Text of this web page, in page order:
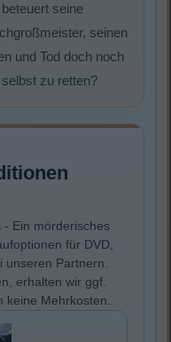
seine
seinen
und Tod doch noch
zu retten?
Ein mörderisches
für DVD,
unseren Partnern.
erhalten wir ggf.
keine Mehrkosten.